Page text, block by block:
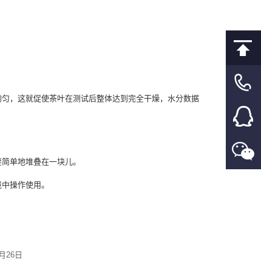
，这就促使茶叶在测试后整体达到完全干燥，水分数据
单地堆叠在一块儿。
操作使用。
26日